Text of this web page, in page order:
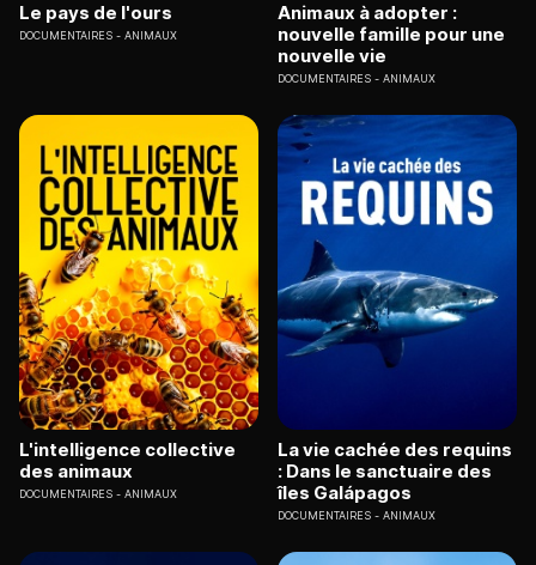
Le pays de l'ours
DOCUMENTAIRES ANIMAUX
Animaux à adopter :
nouvelle famille pour une
nouvelle vie
DOCUMENTAIRES ANIMAUX
L'intelligence collective
des animaux
DOCUMENTAIRES ANIMAUX
La vie cachée des requins
: Dans le sanctuaire des
îles Galápagos
DOCUMENTAIRES ANIMAUX